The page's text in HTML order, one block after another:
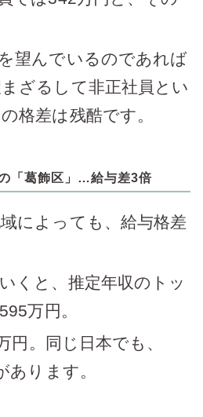
望んでいるのであれば
ざるして非正社員とい
格差は残酷です。
「葛飾区」…給与差3倍
によっても、給与格差
くと、推定年収のトッ
万円。
円。同じ日本でも、
あります。